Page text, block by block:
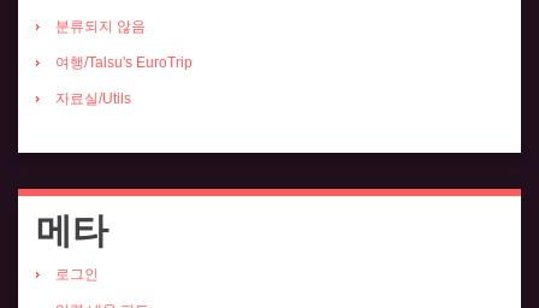
분류되지 않음
여행/Talsu's EuroTrip
자료실/Utils
메타
로그인